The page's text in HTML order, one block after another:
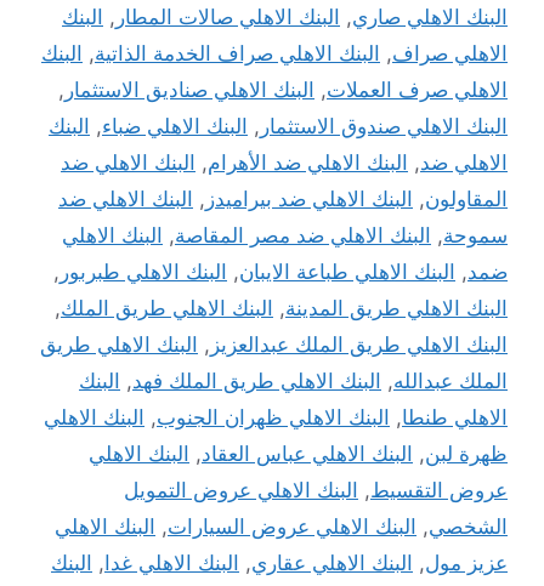
البنك الاهلي صاري, البنك الاهلي صالات المطار , البنك
الاهلي صراف, البنك الاهلي صراف الخدمة الذاتية, البنك
الاهلي صرف العملات, البنك الاهلي صناديق الاستثمار ,
البنك الاهلي صندوق الاستثمار , البنك الاهلي ضباء, البنك
الاهلي ضد, البنك الاهلي ضد الأهرام, البنك الاهلي ضد
المقاولون, البنك الاهلي ضد بيراميدز , البنك الاهلي ضد
سموحة, البنك الاهلي ضد مصر المقاصة, البنك الاهلي
ضمد, البنك الاهلي طباعة الايبان, البنك الاهلي طبربور ,
البنك الاهلي طريق المدينة, البنك الاهلي طريق الملك,
البنك الاهلي طريق الملك عبدالعزيز , البنك الاهلي طريق
الملك عبدالله, البنك الاهلي طريق الملك فهد, البنك
الاهلي طنطا, البنك الاهلي ظهران الجنوب, البنك الاهلي
ظهرة لبن, البنك الاهلي عباس العقاد, البنك الاهلي
عروض التقسيط, البنك الاهلي عروض التمويل
الشخصي, البنك الاهلي عروض السيارات, البنك الاهلي
عزيز مول, البنك الاهلي عقاري, البنك الاهلي غدا , البنك